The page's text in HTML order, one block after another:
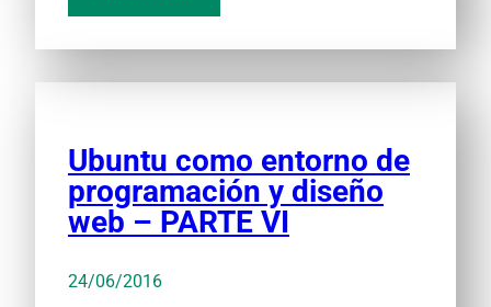
Ubuntu como entorno de
programación y diseño
web – PARTE VI
24/06/2016